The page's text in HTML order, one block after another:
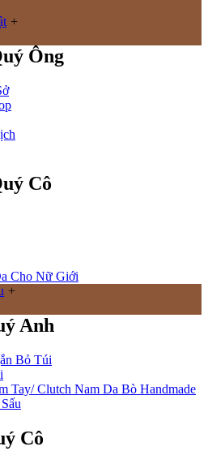
+
Ông
Cô
Cho Nữ Giới
+
Anh
Bỏ Túi
Tay/ Clutch Nam Da Bò Handmade
Cô